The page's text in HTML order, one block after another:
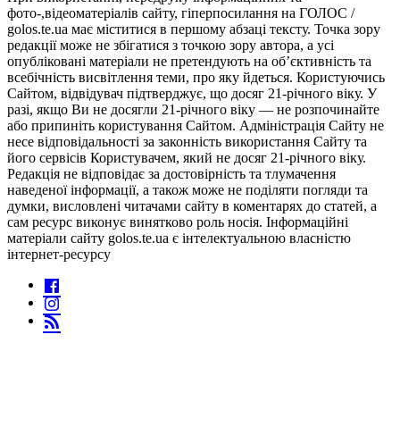
фото-,відеоматеріалів сайту, гіперпосилання на ГОЛОС /
golos.te.ua має міститися в першому абзаці тексту. Точка зору
редакції може не збігатися з точкою зору автора, а усі
опубліковані матеріали не претендують на об’єктивність та
всебічність висвітлення теми, про яку йдеться. Користуючись
Сайтом, відвідувач підтверджує, що досяг 21-річного віку. У
разі, якщо Ви не досягли 21-річного віку — не розпочинайте
або припиніть користування Сайтом. Адміністрація Сайту не
несе відповідальності за законність використання Сайту та
його сервісів Користувачем, який не досяг 21-річного віку.
Редакція не відповідає за достовірність та тлумачення
наведеної інформації, а також може не поділяти погляди та
думки, висловлені читачами сайту в коментарях до статей, а
сам ресурс виконує винятково роль носія. Інформаційні
матеріали сайту golos.te.ua є інтелектуальною власністю
інтернет-ресурсу